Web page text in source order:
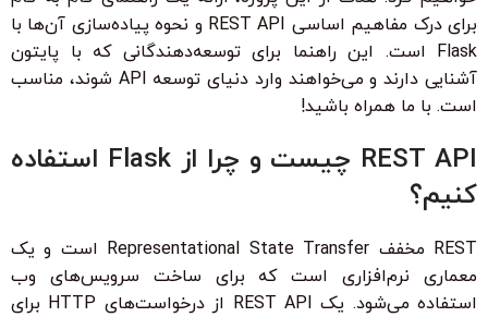
برای درک مفاهیم اساسی REST API و نحوه پیاده‌سازی آن‌ها با
Flask است. این راهنما برای توسعه‌دهندگانی که با پایتون
آشنایی دارند و می‌خواهند وارد دنیای توسعه API شوند، مناسب
است. با ما همراه باشید!
REST API چیست و چرا از Flask استفاده
کنیم؟
REST مخفف Representational State Transfer است و یک
معماری نرم‌افزاری است که برای ساخت سرویس‌های وب
استفاده می‌شود. یک REST API از درخواست‌های HTTP برای